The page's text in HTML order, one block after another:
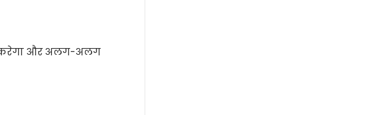
करेगा और अलग-अलग